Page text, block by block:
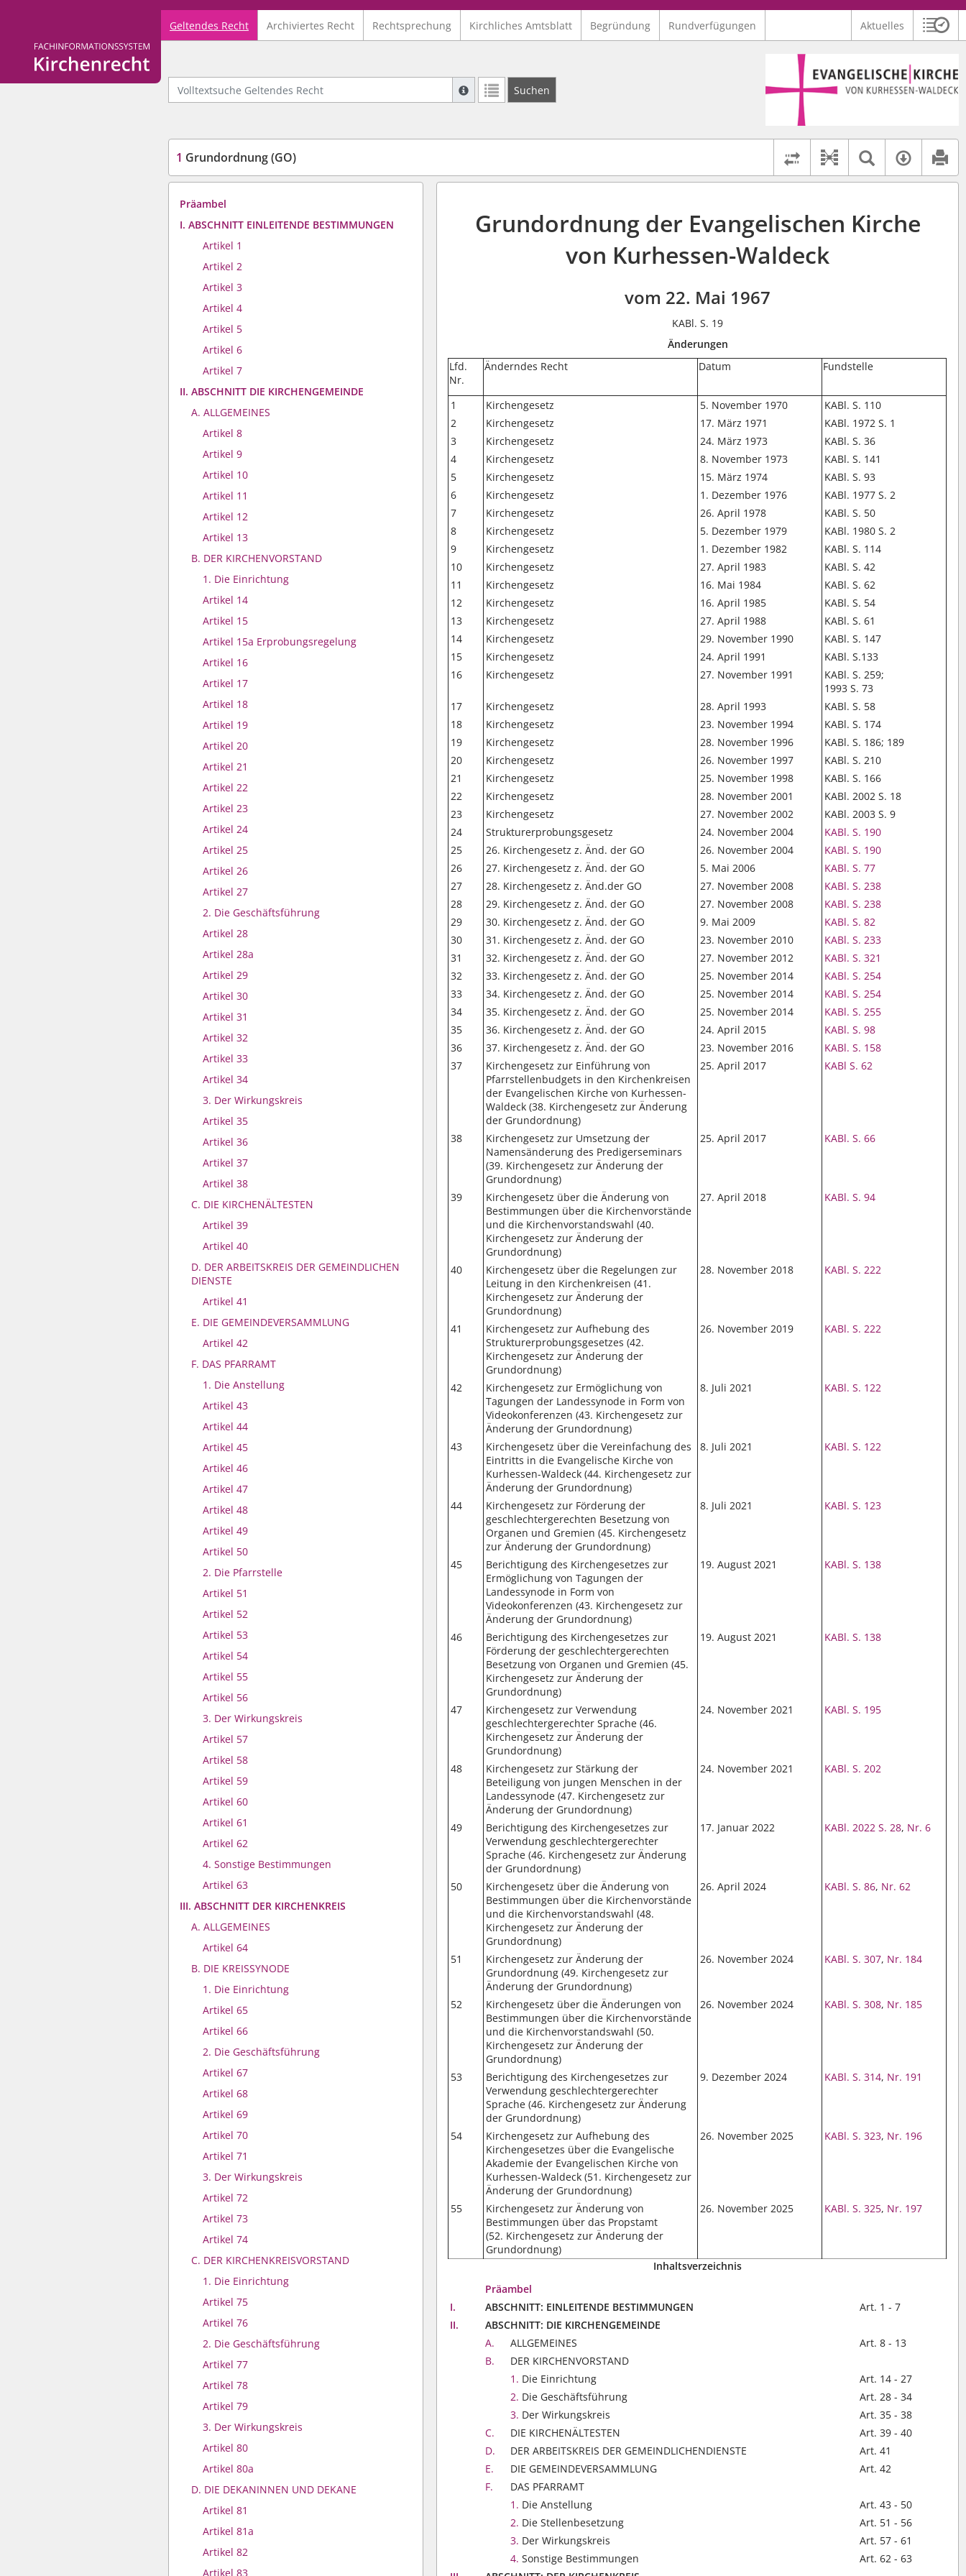
Logo Fachinformationssystem Kirchenrecht
Geltendes Recht Archiviertes Recht Rechtsprechung Kirchliches Amtsblatt Begründung Rundverfügungen Aktuelles
Volltextsuche Geltendes Recht
Suche mit Platzhalter "*", Bsp. Pfarrer*, findet auch: "Pfarrerinitiative" oder "Pfarrerausschuss".
Suchen
Logo Ev. Kirche von Kurhessen-Waldeck
1 Grundordnung (GO)
Rechtsstände
Dokument-
Textsuche
Präambel
I. ABSCHNITT EINLEITENDE BESTIMMUNGEN
Artikel 1
Artikel 2
Artikel 3
Artikel 4
Artikel 5
Artikel 6
Artikel 7
II. ABSCHNITT DIE KIRCHENGEMEINDE
A. ALLGEMEINES
Artikel 8
Artikel 9
Artikel 10
Artikel 11
Artikel 12
Artikel 13
B. DER KIRCHENVORSTAND
1. Die Einrichtung
Artikel 14
Artikel 15
Artikel 15a Erprobungsregelung
Artikel 16
Artikel 17
Artikel 18
Artikel 19
Artikel 20
Artikel 21
Artikel 22
Artikel 23
Artikel 24
Artikel 25
Artikel 26
Artikel 27
2. Die Geschäftsführung
Artikel 28
Artikel 28a
Artikel 29
Artikel 30
Artikel 31
Artikel 32
Artikel 33
Artikel 34
3. Der Wirkungskreis
Artikel 35
Artikel 36
Artikel 37
Artikel 38
C. DIE KIRCHENÄLTESTEN
Artikel 39
Artikel 40
D. DER ARBEITSKREIS DER GEMEINDLICHEN
DIENSTE
Artikel 41
E. DIE GEMEINDEVERSAMMLUNG
Artikel 42
F. DAS PFARRAMT
1. Die Anstellung
Artikel 43
Artikel 44
Artikel 45
Artikel 46
Artikel 47
Artikel 48
Artikel 49
Artikel 50
2. Die Pfarrstelle
Artikel 51
Artikel 52
Artikel 53
Artikel 54
Artikel 55
Artikel 56
3. Der Wirkungskreis
Artikel 57
Artikel 58
Artikel 59
Artikel 60
Artikel 61
Artikel 62
4. Sonstige Bestimmungen
Artikel 63
III. ABSCHNITT DER KIRCHENKREIS
A. ALLGEMEINES
Artikel 64
B. DIE KREISSYNODE
1. Die Einrichtung
Artikel 65
Artikel 66
2. Die Geschäftsführung
Artikel 67
Artikel 68
Artikel 69
Artikel 70
Artikel 71
3. Der Wirkungskreis
Artikel 72
Artikel 73
Artikel 74
C. DER KIRCHENKREISVORSTAND
1. Die Einrichtung
Artikel 75
Artikel 76
2. Die Geschäftsführung
Artikel 77
Artikel 78
Artikel 79
3. Der Wirkungskreis
Artikel 80
Artikel 80a
D. DIE DEKANINNEN UND DEKANE
Artikel 81
Artikel 81a
Artikel 82
Artikel 83
Grundordnung der Evangelischen Kirche
von Kurhessen-Waldeck
vom 22. Mai 1967
KABl. S. 19
Änderungen
Lfd.
Nr.
Änderndes Recht Datum Fundstelle
1 Kirchengesetz 5. November 1970
KABl. S. 110
2
Kirchengesetz 17. März 1971
KABl. 1972 S. 1
3
Kirchengesetz 24. März 1973
KABl. S. 36
4
Kirchengesetz 8. November 1973
KABl. S. 141
5
Kirchengesetz 15. März 1974
KABl. S. 93
6
Kirchengesetz 1. Dezember 1976
KABl. 1977 S. 2
7
Kirchengesetz 26. April 1978
KABl. S. 50
8
Kirchengesetz 5. Dezember 1979
KABl. 1980 S. 2
9
Kirchengesetz 1. Dezember 1982
KABl. S. 114
10
Kirchengesetz 27. April 1983
KABl. S. 42
11
Kirchengesetz 16. Mai 1984
KABl. S. 62
12
Kirchengesetz 16. April 1985
KABl. S. 54
13
Kirchengesetz 27. April 1988
KABl. S. 61
14
Kirchengesetz 29. November 1990
KABl. S. 147
15
Kirchengesetz 24. April 1991
KABl. S.133
16
Kirchengesetz 27. November 1991
KABl. S. 259;
1993 S. 73
17
Kirchengesetz 28. April 1993
KABl. S. 58
18
Kirchengesetz 23. November 1994
KABl. S. 174
19
Kirchengesetz 28. November 1996
KABl. S. 186; 189
20
Kirchengesetz 26. November 1997
KABl. S. 210
21
Kirchengesetz 25. November 1998
KABl. S. 166
22
Kirchengesetz 28. November 2001
KABl. 2002 S. 18
23
Kirchengesetz 27. November 2002
KABl. 2003 S. 9
24
Strukturerprobungsgesetz 24. November 2004
KABl. S. 190
25
26. Kirchengesetz z. Änd. der GO 26. November 2004
KABl. S. 190
26
27. Kirchengesetz z. Änd. der GO 5. Mai 2006
KABl. S. 77
27
28. Kirchengesetz z. Änd.der GO 27. November 2008
KABl. S. 238
28
29. Kirchengesetz z. Änd. der GO 27. November 2008
KABl. S. 238
29
30. Kirchengesetz z. Änd. der GO 9. Mai 2009
KABl. S. 82
30
31. Kirchengesetz z. Änd. der GO 23. November 2010
KABl. S. 233
31
32. Kirchengesetz z. Änd. der GO 27. November 2012
KABl. S. 321
32
33. Kirchengesetz z. Änd. der GO 25. November 2014
KABl. S. 254
33
34. Kirchengesetz z. Änd. der GO 25. November 2014
KABl. S. 254
34
35. Kirchengesetz z. Änd. der GO 25. November 2014
KABl. S. 255
35
36. Kirchengesetz z. Änd. der GO 24. April 2015
KABl. S. 98
36
37. Kirchengesetz z. Änd. der GO 23. November 2016
KABl. S. 158
37
Kirchengesetz zur Einführung von
Pfarrstellenbudgets in den Kirchenkreisen
der Evangelischen Kirche von Kurhessen-
Waldeck (38. Kirchengesetz zur Änderung
der Grundordnung)
25. April 2017 KABl S. 62
38
Kirchengesetz zur Umsetzung der
Namensänderung des Predigerseminars
(39. Kirchengesetz zur Änderung der
Grundordnung)
25. April 2017 KABl. S. 66
39
Kirchengesetz über die Änderung von
Bestimmungen über die Kirchenvorstände
und die Kirchenvorstandswahl (40.
Kirchengesetz zur Änderung der
Grundordnung)
27. April 2018 KABl. S. 94
40
Kirchengesetz über die Regelungen zur
Leitung in den Kirchenkreisen (41.
Kirchengesetz zur Änderung der
Grundordnung)
28. November 2018 KABl. S. 222
41
Kirchengesetz zur Aufhebung des
Strukturerprobungsgesetzes (42.
Kirchengesetz zur Änderung der
Grundordnung)
26. November 2019 KABl. S. 222
42
Kirchengesetz zur Ermöglichung von
Tagungen der Landessynode in Form von
Videokonferenzen (43. Kirchengesetz zur
Änderung der Grundordnung)
8. Juli 2021 KABl. S. 122
43
Kirchengesetz über die Vereinfachung des
Eintritts in die Evangelische Kirche von
Kurhessen-Waldeck (44. Kirchengesetz zur
Änderung der Grundordnung)
8. Juli 2021 KABl. S. 122
44
Kirchengesetz zur Förderung der
geschlechtergerechten Besetzung von
Organen und Gremien (45. Kirchengesetz
zur Änderung der Grundordnung)
8. Juli 2021 KABl. S. 123
45
Berichtigung des Kirchengesetzes zur
Ermöglichung von Tagungen der
Landessynode in Form von
Videokonferenzen (43. Kirchengesetz zur
Änderung der Grundordnung)
19. August 2021 KABl. S. 138
46
Berichtigung des Kirchengesetzes zur
Förderung der geschlechtergerechten
Besetzung von Organen und Gremien (45.
Kirchengesetz zur Änderung der
Grundordnung)
19. August 2021 KABl. S. 138
47
Kirchengesetz zur Verwendung
geschlechtergerechter Sprache (46.
Kirchengesetz zur Änderung der
Grundordnung)
24. November 2021 KABl. S. 195
48
Kirchengesetz zur Stärkung der
Beteiligung von jungen Menschen in der
Landessynode (47. Kirchengesetz zur
Änderung der Grundordnung)
24. November 2021 KABl. S. 202
49
Berichtigung des Kirchengesetzes zur
Verwendung geschlechtergerechter
Sprache (46. Kirchengesetz zur Änderung
der Grundordnung)
17. Januar 2022 KABl. 2022 S. 28, Nr. 6
50
Kirchengesetz über die Änderung von
Bestimmungen über die Kirchenvorstände
und die Kirchenvorstandswahl (48.
Kirchengesetz zur Änderung der
Grundordnung)
26. April 2024 KABl. S. 86, Nr. 62
51
Kirchengesetz zur Änderung der
Grundordnung (49. Kirchengesetz zur
Änderung der Grundordnung)
26. November 2024 KABl. S. 307, Nr. 184
52
Kirchengesetz über die Änderungen von
Bestimmungen über die Kirchenvorstände
und die Kirchenvorstandswahl (50.
Kirchengesetz zur Änderung der
Grundordnung)
26. November 2024 KABl. S. 308, Nr. 185
53
Berichtigung des Kirchengesetzes zur
Verwendung geschlechtergerechter
Sprache (46. Kirchengesetz zur Änderung
der Grundordnung)
9. Dezember 2024 KABl. S. 314, Nr. 191
54
Kirchengesetz zur Aufhebung des
Kirchengesetzes über die Evangelische
Akademie der Evangelischen Kirche von
Kurhessen-Waldeck (51. Kirchengesetz zur
Änderung der Grundordnung)
26. November 2025 KABl. S. 323, Nr. 196
55
Kirchengesetz zur Änderung von
Bestimmungen über das Propstamt
(52. Kirchengesetz zur Änderung der
Grundordnung)
26. November 2025 KABl. S. 325, Nr. 197
Inhaltsverzeichnis
Präambel
I.
ABSCHNITT: EINLEITENDE BESTIMMUNGEN
Art. 1 - 7
II.
ABSCHNITT: DIE KIRCHENGEMEINDE
A.
ALLGEMEINES
Art. 8 - 13
B.
DER KIRCHENVORSTAND
1. Die Einrichtung
Art. 14 - 27
2. Die Geschäftsführung
Art. 28 - 34
3. Der Wirkungskreis
Art. 35 - 38
C.
DIE KIRCHENÄLTESTEN
Art. 39 - 40
D.
DER ARBEITSKREIS DER GEMEINDLICHENDIENSTE
Art. 41
E.
DIE GEMEINDEVERSAMMLUNG
Art. 42
F.
DAS PFARRAMT
1. Die Anstellung
Art. 43 - 50
2. Die Stellenbesetzung
Art. 51 - 56
3. Der Wirkungskreis
Art. 57 - 61
4. Sonstige Bestimmungen
Art. 62 - 63